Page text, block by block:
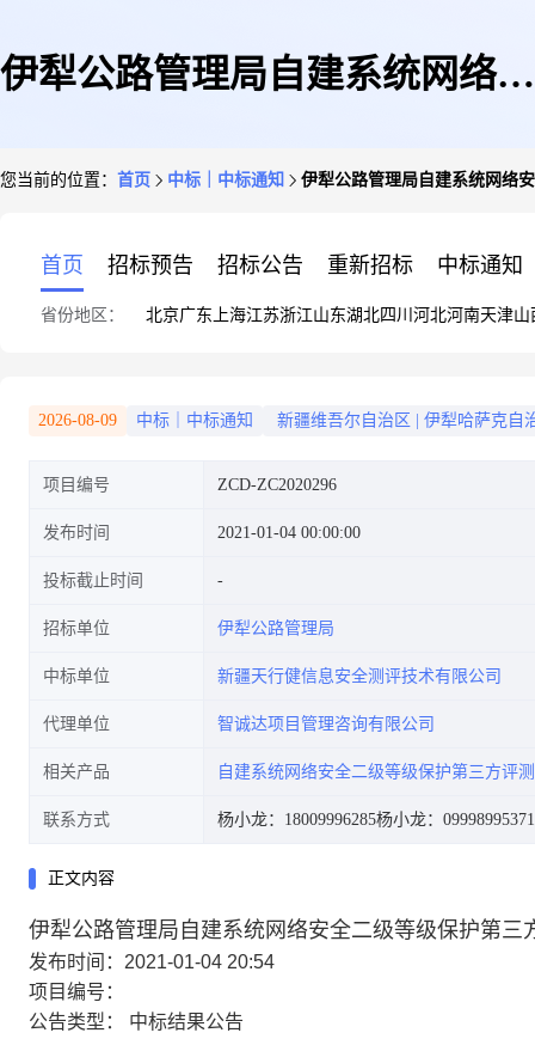
伊犁公路管理局自建系统网络安
您当前的位置： 首页 中标｜中标通知 伊犁公路管理局自建系统网络
首页 招标预告 招标公告 重新招标 中标通知
省份地区： 北京广东 上海江苏浙江山东湖北四川 河北河南天津山
2026-08-09 中标｜中标通知 新疆维吾尔自治区 伊犁哈萨克自
项目编号 ZCD-ZC2020296
发布时间 2021-01-04 00:00:00
投标截止时间
招标单位 伊犁公路管理局
中标单位 新疆天行健信息安全测评技术有限公司
代理单位 智诚达项目管理咨询有限公司
相关产品 自建系统网络安全二级等级保护第三方评测
联系方式 杨小龙：18009996285杨小龙：09998995371
正文内容
伊犁公路管理局自建系统网络安全二级等级保护第三
发布时间：2021-01-04 20:54
项目编号：
公告类型：
中标结果公告